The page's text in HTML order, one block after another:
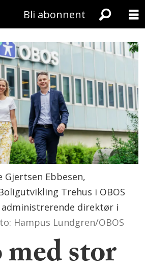
Bli abonnent
Gjertsen Ebbesen,
Trehus i OBOS
administrerende direktør i
Hampus Lundgren/OBOS
med stor